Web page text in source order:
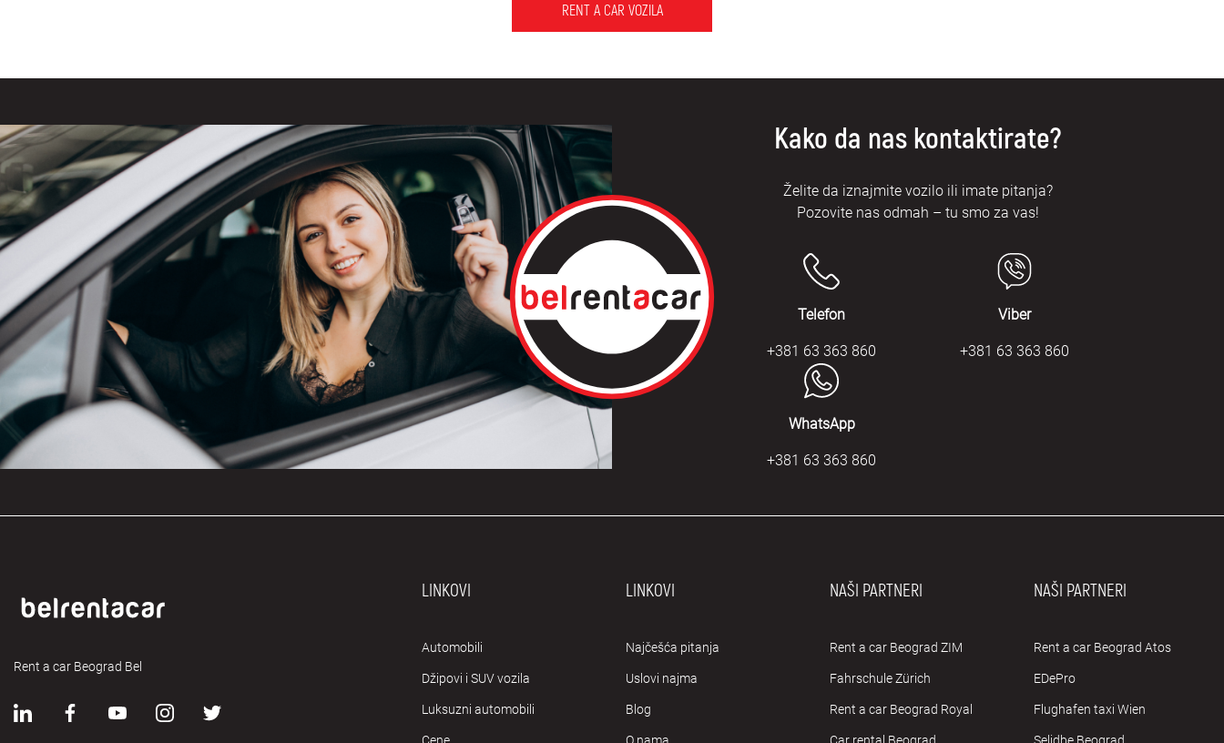
RENT A CAR VOZILA
Kako da nas kontaktirate?
Želite da iznajmite vozilo ili imate pitanja?
Pozovite nas odmah – tu smo za vas!
Telefon
+381 63 363 860
Viber
+381 63 363 860
WhatsApp
+381 63 363 860
Rent a car Beograd Bel
LINKOVI
Automobili
Džipovi i SUV vozila
Luksuzni automobili
LINKOVI
Najčešća pitanja
Uslovi najma
Blog
NAŠI PARTNERI
Rent a car Beograd ZIM
Fahrschule Zürich
Rent a car Beograd Royal
NAŠI PARTNERI
Rent a car Beograd Atos
EDePro
Flughafen taxi Wien